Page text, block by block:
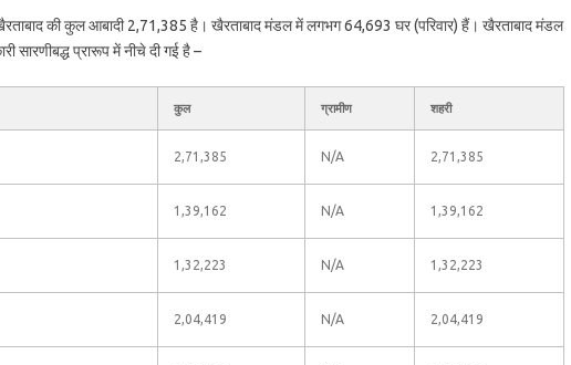
की कुल आबादी 2,71,385 है। खैरताबाद मंडल में लगभग 64,693 घर (परिवार) हैं। खैरताबाद मंडल
सारणीबद्ध प्रारूप में नीचे दी गई है –
कुल ग्रामीण शहरी
2,71,385 N/A 2,71,385
1,39,162 N/A 1,39,162
1,32,223 N/A 1,32,223
2,04,419 N/A 2,04,419